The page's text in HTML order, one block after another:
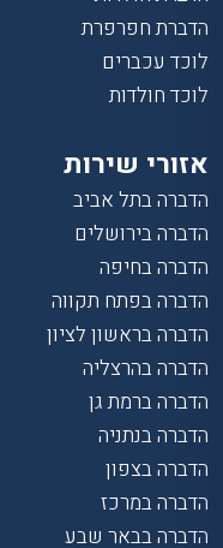
הדברת חפרפרת
לוכד עכברים
לוכד חולדות
אזורי שירות
הדברה בתל אביב
הדברה בירושלים
הדברה בחיפה
הדברה בפתח תקווה
הדברה בראשון לציון
הדברה בהרצליה
הדברה ברמת גן
הדברה בנתניה
הדברה בצפון
הדברה במרכז
הדברה בבאר שבע